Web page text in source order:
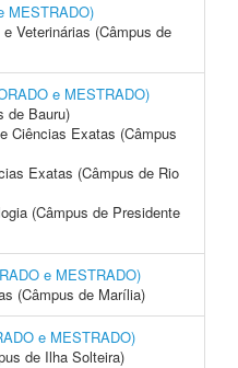
MESTRADO)
Veterinárias (Câmpus de
e MESTRADO)
de Bauru)
Ciências Exatas (Câmpus
Exatas (Câmpus de Rio
(Câmpus de Presidente
e MESTRADO)
(Câmpus de Marília)
e MESTRADO)
de Ilha Solteira)